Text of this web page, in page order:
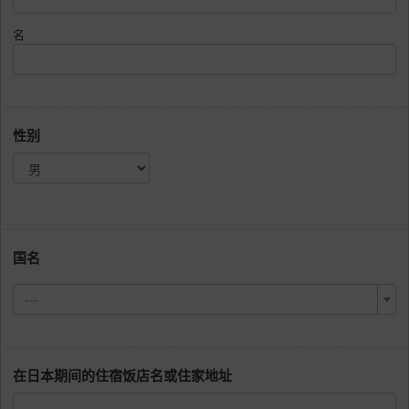
名
性别
国名
---
在日本期间的住宿饭店名或住家地址